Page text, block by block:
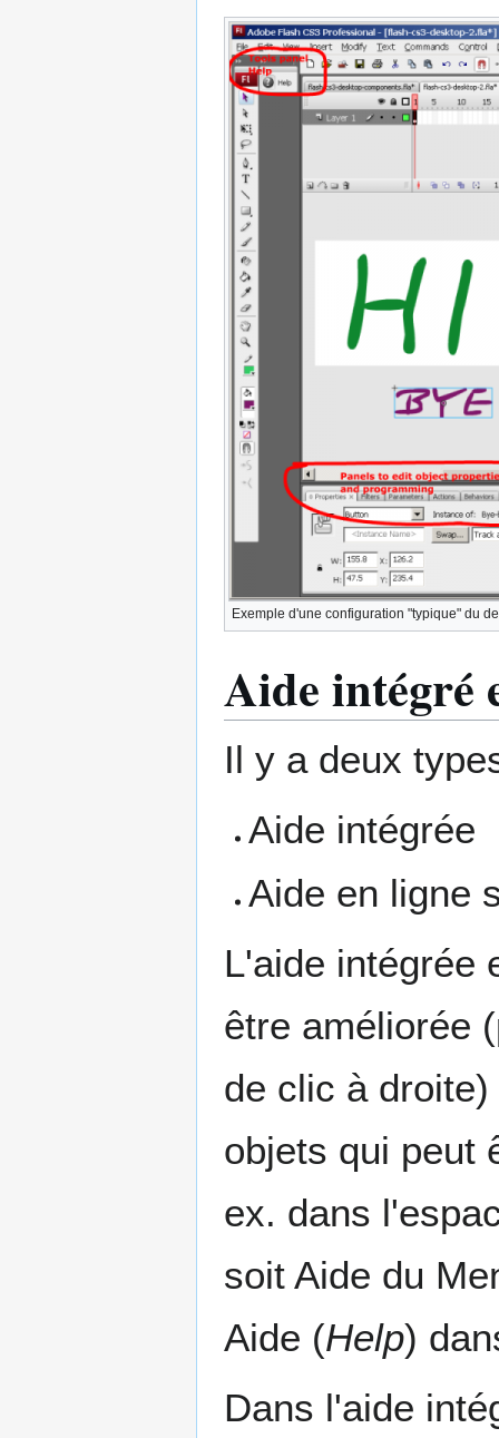
Exemple d'une configuration "typique" du
Aide intégré
Il y a deux
Aide intégrée
Aide en ligne
L'aide intégrée
être améliorée
de clic à
objets qui peut
ex. dans
soit Aide du
Aide (Help)
Dans l'aide